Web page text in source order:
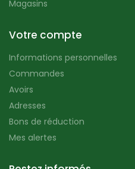
Magasins
Votre compte
Informations personnelles
Commandes
Avoirs
Adresses
Bons de réduction
Mes alertes